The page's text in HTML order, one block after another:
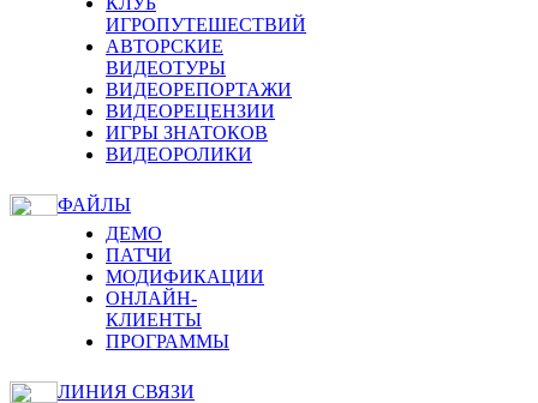
ИГРОПУТЕШЕСТВИЙ
АВТОРСКИЕ
ВИДЕОТУРЫ
ВИДЕОРЕПОРТАЖИ
ВИДЕОРЕЦЕНЗИИ
ИГРЫ ЗНАТОКОВ
ВИДЕОРОЛИКИ
ФАЙЛЫ
ДЕМО
ПАТЧИ
МОДИФИКАЦИИ
ОНЛАЙН-
КЛИЕНТЫ
ПРОГРАММЫ
ЛИНИЯ СВЯЗИ